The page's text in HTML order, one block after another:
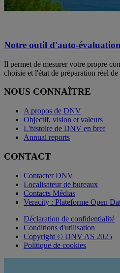
Notre outil d'auto-évaluation
Il permet de mesurer votre propre
choisie et l'état de préparation réel
NOUS CONNAÎTRE
A propos de DNV
Objectif, vision et valeurs
L'histoire de DNV en bref
Annual reports
CONTACT
Contacter DNV
Localisateur de bureaux
Contacts Médias
Veracity : Plateforme Open
Déclaration de confidentialité
Conditions d'utilisation
Copyright © DNV AS 2025
Politique de cookies